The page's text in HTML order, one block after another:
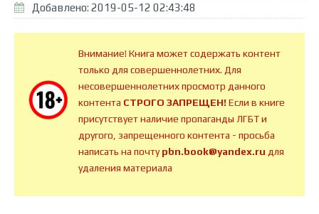
Добавлено: 2019-05-12 02:43:48
Внимание! Книга может содержать контент
только для совершеннолетних. Для
несовершеннолетних просмотр данного
контента СТРОГО ЗАПРЕЩЕН!Если в книге
присутствует наличие пропаганды ЛГБТ и
другого, запрещенного контента - просьба
написать на почтуpbn.book@yandex.ru для
удаления материала